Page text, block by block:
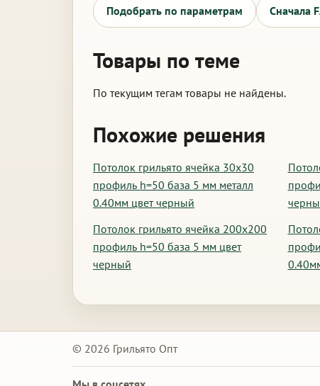
Подобрать по параметрам Сначала
Товары по теме
По текущим тегам товары не найдены.
Похожие решения
Потолок грильято ячейка 30х30
профиль h=50 база 5 мм металл
0.40мм цвет черный
Потолок грильято ячейка 200х200
профиль h=50 база 5 мм цвет
черный
© 2026 Грильято Опт